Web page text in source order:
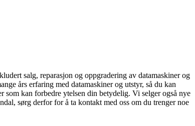
salg, reparasjon og oppgradering av datamaskiner og
års erfaring med datamaskiner og utstyr, så du kan
kan forbedre ytelsen din betydelig. Vi selger også nye
sørg derfor for å ta kontakt med oss om du trenger noe